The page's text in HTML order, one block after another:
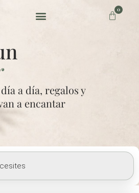
0
Carrito
a día, regalos y
a encantar